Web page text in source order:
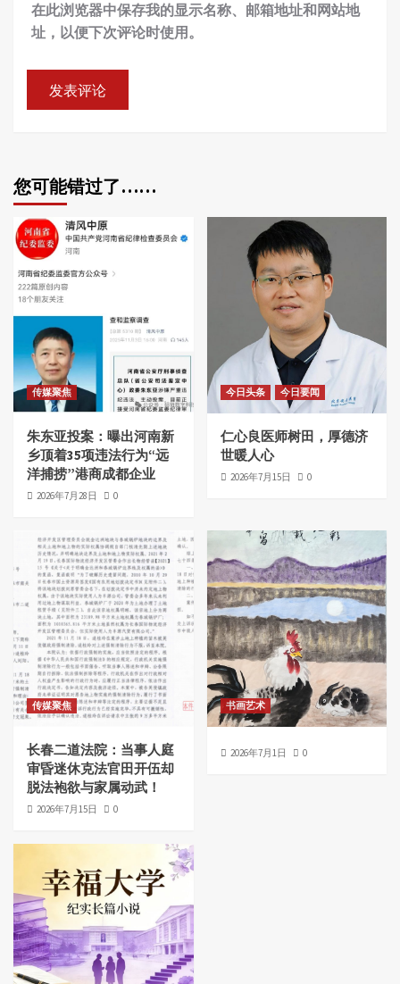
在此浏览器中保存我的显示名称、邮箱地址和网站地
址，以便下次评论时使用。
您可能错过了……
传媒聚焦
朱东亚投案：曝出河南新
乡顶着35项违法行为“远
洋捕捞”港商成都企业
2026年7月28日 0
今日头条 今日要闻
仁心良医师树田，厚德济
世暖人心
2026年7月15日 0
传媒聚焦
长春二道法院：当事人庭
审昏迷休克法官田开伍却
脱法袍欲与家属动武！
2026年7月15日 0
书画艺术
2026年7月1日 0